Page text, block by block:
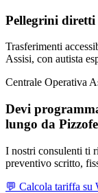
Pellegrini diretti
Trasferimenti
Assisi, con autista
Centrale Operativa
Devi
lungo da
I nostri consulenti ti
preventivo scritto,
💬 Calcola tariffa su